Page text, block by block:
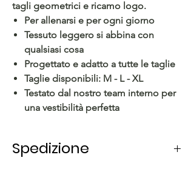
tagli geometrici e ricamo logo.
Per allenarsi e per ogni giorno
Tessuto leggero si abbina con
qualsiasi cosa
Progettato e adatto a tutte le taglie
Taglie disponibili: M - L - XL
Testato dal nostro team interno per
una vestibilità perfetta
Spedizione